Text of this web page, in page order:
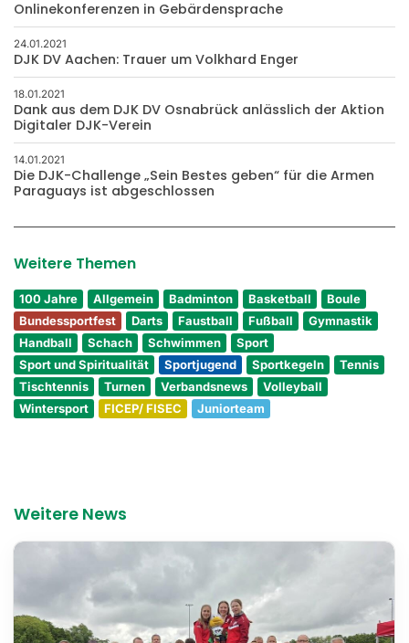
Onlinekonferenzen in Gebärdensprache
24.01.2021
DJK DV Aachen: Trauer um Volkhard Enger
18.01.2021
Dank aus dem DJK DV Osnabrück anlässlich der Aktion
Digitaler DJK-Verein
14.01.2021
Die DJK-Challenge „Sein Bestes geben“ für die Armen
Paraguays ist abgeschlossen
Weitere Themen
100 Jahre Allgemein Badminton Basketball
Boule
Bundessportfest
Darts Faustball Fußball
Gymnastik
Handball
Schach Schwimmen
Sport
Sport und Spiritualität
Sportjugend Sportkegeln
Tennis
Tischtennis
Turnen Verbandsnews
Volleyball
Wintersport
FICEP/ FISEC Juniorteam
Weitere News